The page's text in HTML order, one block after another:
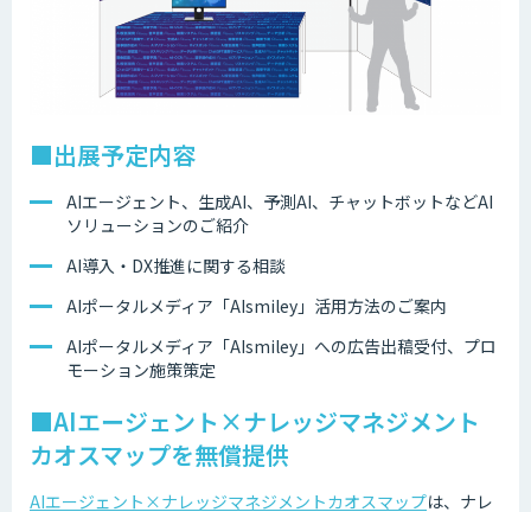
■出展予定内容
AIエージェント、生成AI、予測AI、チャットボットなどAI
ソリューションのご紹介
AI導入・DX推進に関する相談
AIポータルメディア「AIsmiley」活用方法のご案内
AIポータルメディア「AIsmiley」への広告出稿受付、プロ
モーション施策策定
■AIエージェント×ナレッジマネジメント
カオスマップを無償提供
AIエージェント×ナレッジマネジメントカオスマップは、ナレ